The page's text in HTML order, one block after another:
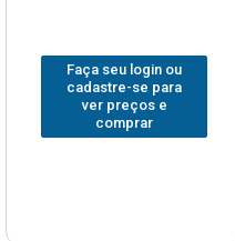
Faça seu login ou
cadastre-se para
ver preços e
comprar